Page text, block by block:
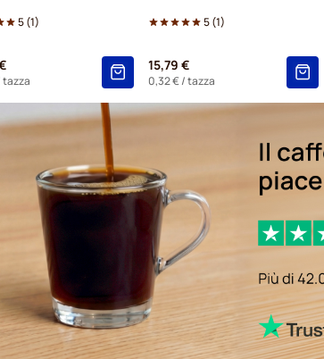
5(1)
tazza
5(1)
15,79 €
0,32 €/ tazza